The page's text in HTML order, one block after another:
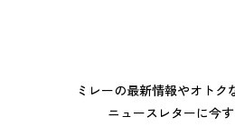
ミレーの最新情報やオトク
ニュースレターに今